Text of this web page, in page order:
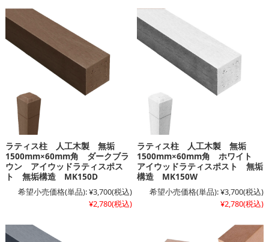
ラティス柱 人工木製 無垢
1500mm×60mm角 ダークブラ
ウン アイウッドラティスポス
ト 無垢構造 MK150D
希望小売価格(単品):¥3,700(税込)
¥2,780(税込)
ラティス柱 人工木製 無垢
1500mm×60mm角 ホワイト
アイウッドラティスポスト 無垢
構造 MK150W
希望小売価格(単品):¥3,700(税込)
¥2,780(税込)